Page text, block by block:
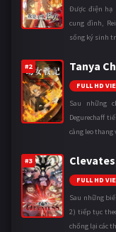
Được điện hạ
cung đình,
sống ký sinh
#2 Tanya
FULL HD
Sau những
Degurechaff
càng leo
#3
FULL HD
Sau những
2) tiếp tục
chống lại các